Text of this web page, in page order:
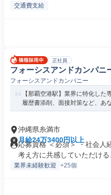
交通費支給
正社員
フォーシスアンドカンパニ
フォーシスアンドカンパニー
【那覇空港駅】業界に特化した
履歴書添削、面接対策など、あ
沖縄県糸満市
月給24万3400円以上
応募資格 ＜必須＞ ・社会人
考え方に共感していただける...
業界未経験歓迎 +25個